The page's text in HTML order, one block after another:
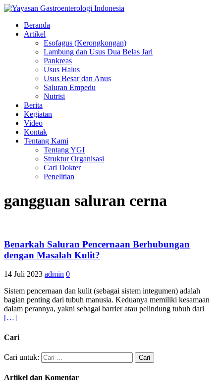
Beranda
Artikel
Esofagus (Kerongkongan)
Lambung dan Usus Dua Belas Jari
Pankreas
Usus Halus
Usus Besar dan Anus
Saluran Empedu
Nutrisi
Berita
Kegiatan
Video
Kontak
Tentang Kami
Tentang YGI
Struktur Organisasi
Cari Dokter
Penelitian
gangguan saluran cerna
Benarkah Saluran Pencernaan Berhubungan
dengan Masalah Kulit?
14 Juli 2023 admin 0
Sistem pencernaan dan kulit (sebagai sistem integumen) adalah
bagian penting dari tubuh manusia. Keduanya memiliki kesamaan
dalam perannya, yakni sebagai barrier atau pelindung tubuh dari
[…]
Cari
Cari untuk:
Artikel dan Komentar